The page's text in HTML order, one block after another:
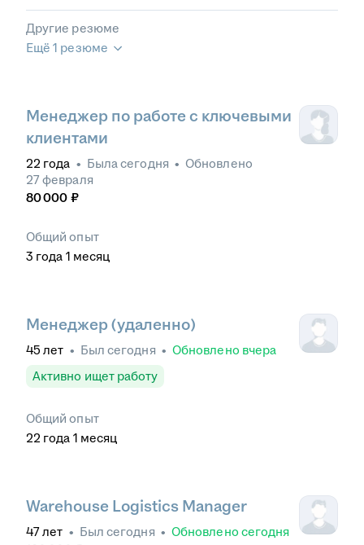
Другие резюме
Ещё 1 резюме
Менеджер по работе с ключевыми
клиентами
22 года • Быласегодня • Обновлено
27 февраля
80 000 ₽
Общий опыт
3 года 1 месяц
Менеджер (удаленно)
45 лет • Был сегодня • Обновлено вчера
Активно ищет работу
Общий опыт
22 года 1 месяц
Warehouse Logistics Manager
47лет • Был сегодня • Обновлено сегодня